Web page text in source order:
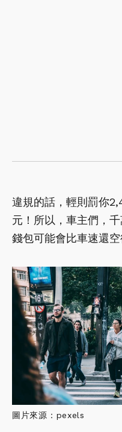
違規的話，輕則罰你
元！所以，車主們，
錢包可能會比車速還空
圖片來源：pexels